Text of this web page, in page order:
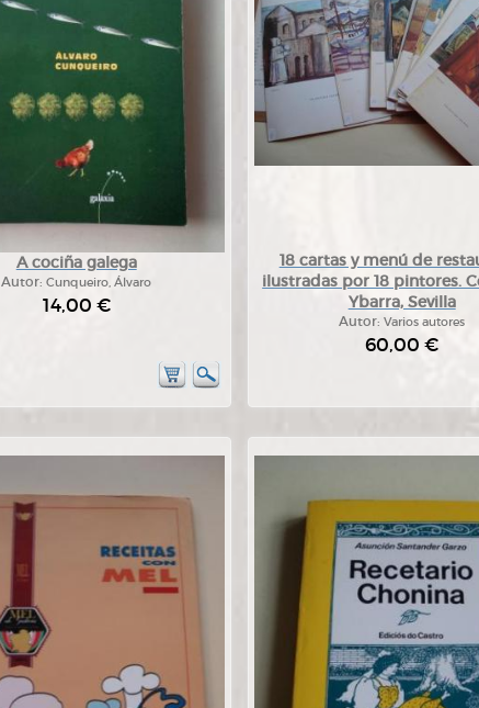
A cociña galega
Autor:Cunqueiro, Álvaro
14,00 €
18 cartas y menú de
ilustradas por 18 pintores.
Ybarra, Sevilla
Autor:Varios autores
60,00 €